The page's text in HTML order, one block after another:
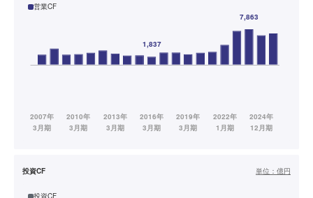
営業CF
投資CF 単位： 億円
投資CF